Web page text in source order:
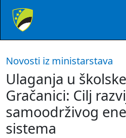
Novosti iz ministarstava
Ulaganja u
Gračanici: Cilj
samoodrživog
sistema